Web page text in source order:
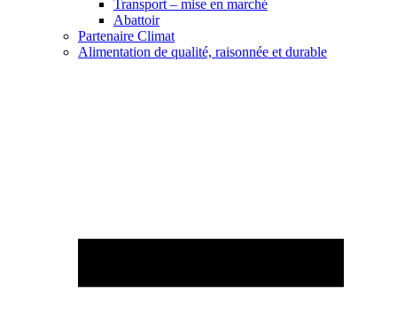
Transport – mise en marché
Abattoir
Partenaire Climat
Alimentation de qualité, raisonnée et durable